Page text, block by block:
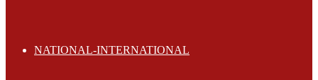
NATIONAL-INTERNATIONAL